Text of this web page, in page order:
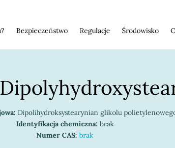
Bezpieczeństwo Regulacje Środowisko
Dipolihydroksystearynian glikolu
Identyfikacja chemiczna: brak
Numer CAS: brak